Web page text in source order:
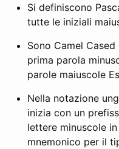
Si definiscono
tutte le iniziali
Sono Camel Cased
prima parola
parole maiuscole
Nella notazione
inizia con un
lettere minuscole
mnemonico per il